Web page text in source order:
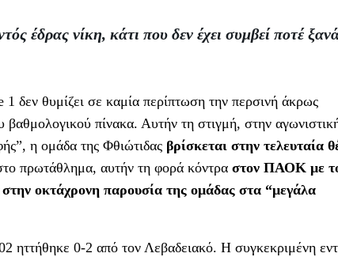
έδρας νίκη, κάτι που δεν έχει συμβεί ποτέ
δεν θυμίζει σε καμία περίπτωση την περσινή άκρως
πίνακα. Αυτήν τη στιγμή, στην
η ομάδα της Φθιώτιδας βρίσκεται στην τελευταία
πρωτάθλημα, αυτήν τη φορά κόντρα στον ΠΑΟΚ με
οκτάχρονη παρουσία της ομάδας στα “μεγάλα
ηττήθηκε 0-2 από τον Λεβαδειακό. Η συγκεκριμένη